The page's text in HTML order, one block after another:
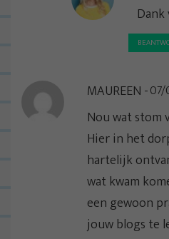
MAUREEN 07/
Nou wat stom
Hier in het
hartelijk
wat kwam
een gewoon
jouw blogs te